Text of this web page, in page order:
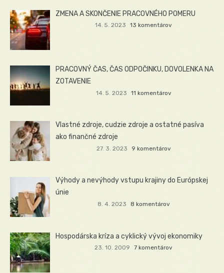
ZMENA A SKONČENIE PRACOVNÉHO POMERU
14. 5. 2023 13 komentárov
PRACOVNÝ ČAS, ČAS ODPOČINKU, DOVOLENKA NA
ZOTAVENIE
14. 5. 2023 11 komentárov
Vlastné zdroje, cudzie zdroje a ostatné pasíva
ako finančné zdroje
27. 3. 2023 9 komentárov
Výhody a nevýhody vstupu krajiny do Európskej
únie
8. 4. 2023 8 komentárov
Hospodárska kríza a cyklický vývoj ekonomiky
23. 10. 2009 7 komentárov